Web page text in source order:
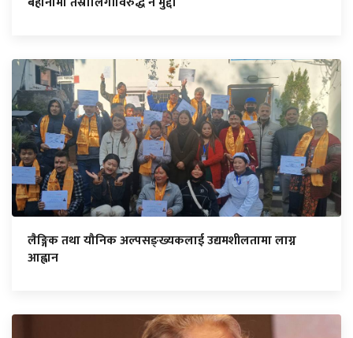
लैङ्गिक तथा यौनिक अल्पसङ्ख्यकलाई उद्यमशीलतामा लाग्न
आह्वान